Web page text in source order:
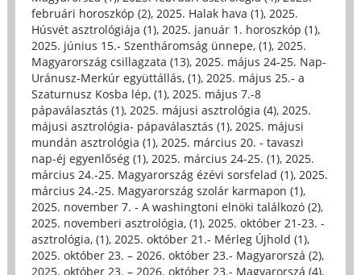
februári horoszkóp (2), 2025. Halak hava (1), 2025.
Húsvét asztrológiája (1), 2025. január 1. horoszkóp (1),
2025. június 15.- Szentháromság ünnepe, (1), 2025.
Magyarország csillagzata (13), 2025. május 24-25. Nap-
Uránusz-Merkúr együttállás, (1), 2025. május 25.- a
Szaturnusz Kosba lép, (1), 2025. május 7.-8
pápaválasztás (1), 2025. májusi asztrológia (4), 2025.
májusi asztrológia- pápaválasztás (1), 2025. májusi
mundán asztrológia (1), 2025. március 20. - tavaszi
nap-éj egyenlőség (1), 2025. március 24-25. (1), 2025.
március 24.-25. Magyarország ézévi sorsfelad (1), 2025.
március 24.-25. Magyarország szolár karmapon (1),
2025. november 7. - A washingtoni elnöki találkozó (2),
2025. novemberi asztrológia, (1), 2025. október 21-23. -
asztrológia, (1), 2025. október 21.- Mérleg Újhold (1),
2025. október 23. – 2026. október 23.- Magyarorszá (2),
2025. október 23. – 2026. október 23.- Magyarorszá (4),